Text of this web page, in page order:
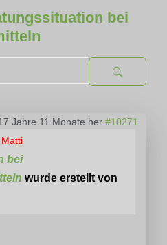
bei
Jahre 11 Monate her #10271
Matti
bei
wurde erstellt von